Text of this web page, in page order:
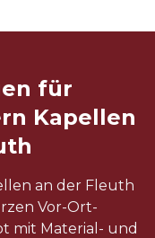
für
Kapellen
an der Fleuth
Vor-Ort-
mit Material- und